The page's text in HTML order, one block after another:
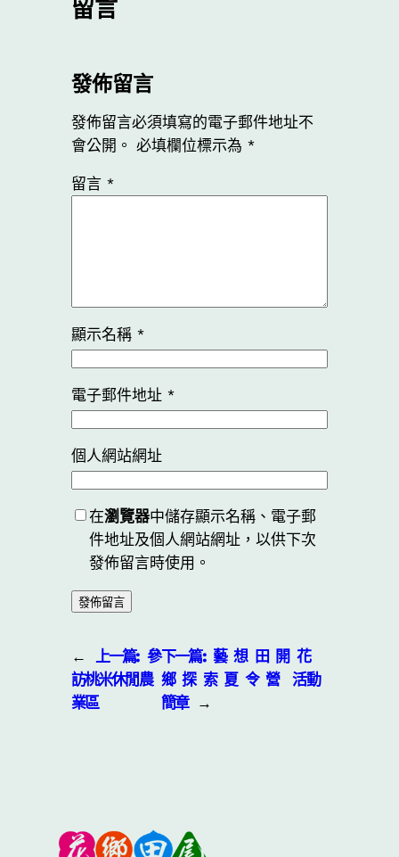
留言
發佈留言
發佈留言必須填寫的電子郵件地址不
會公開。 必填欄位標示為 *
留言 *
顯示名稱 *
電子郵件地址 *
個人網站網址
在瀏覽器中儲存顯示名稱、電子郵
件地址及個人網站網址，以供下次
發佈留言時使用。
← 上一篇: 參
訪桃米休閒農
業區
下一篇: 藝 想 田 開 花
鄉 探 索 夏 令 營 活動
簡章 →